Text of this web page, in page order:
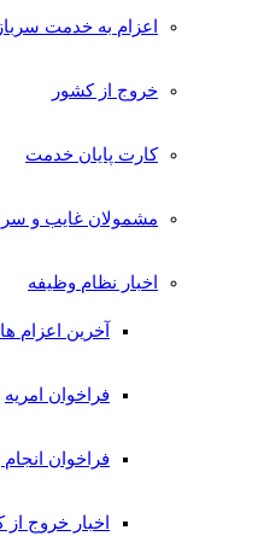
اعزام به خدمت سربازی
خروج از کشور
کارت پایان خدمت
مشمولان غایب و
اخبار نظام وظیفه
آخرین اعزام ها
فراخوان امریه
فراخوان انجام
اخبار خروج از